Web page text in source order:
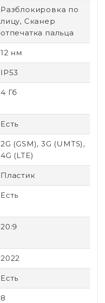
Разблокировка по
лицу, Сканер
отпечатка пальца
12 нм
IP53
4 Гб
Есть
2G (GSM), 3G (UMTS),
4G (LTE)
Пластик
Есть
20:9
2022
Есть
8